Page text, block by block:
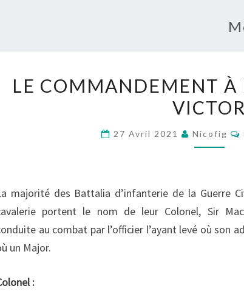
À
PAR
LE COMMANDEMENT À
VICTOR
27 Avril 2021 Nicofig
majorité des Battalia d’infanterie de la Guerre
portent le nom de leur Colonel, Sir
au combat par l’officier l’ayant levé où son
un Major.
: